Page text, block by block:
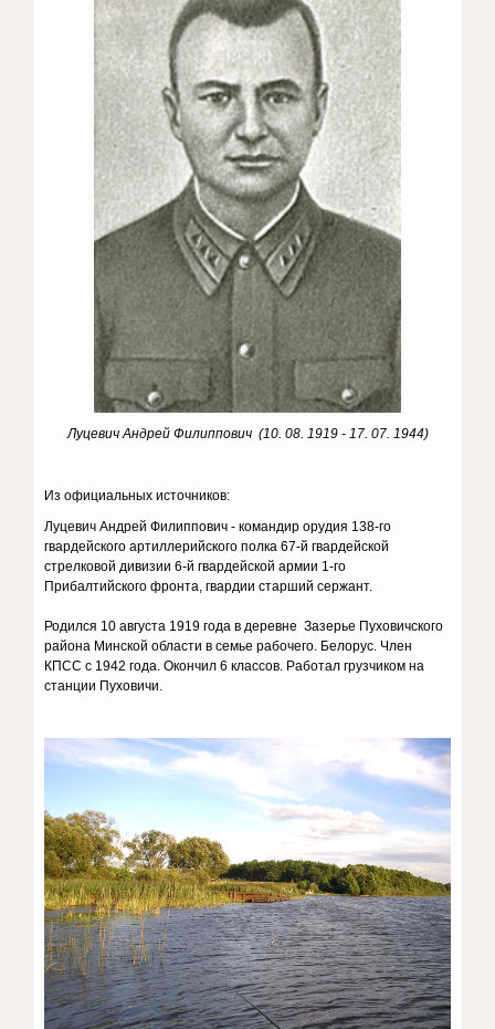
Луцевич Андрей Филиппович (10. 08. 1919 - 17. 07. 1944)
Из официальных источников:
Луцевич Андрей Филиппович - командир орудия 138-го
гвардейского артиллерийского полка 67-й гвардейской
стрелковой дивизии 6-й гвардейской армии 1-го
Прибалтийского фронта, гвардии старший сержант.
Родился 10 августа 1919 года в деревне Зазерье Пуховичского
района Минской области в семье рабочего. Белорус. Член
КПСС с 1942 года. Окончил 6 классов. Работал грузчиком на
станции Пуховичи.